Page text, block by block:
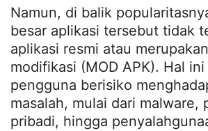
Namun, di balik
besar aplikasi tersebut tidak
aplikasi resmi atau
modifikasi (MOD APK). Hal
pengguna berisiko
masalah, mulai dari malware,
pribadi, hingga